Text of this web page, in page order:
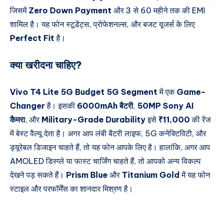
जिसमें Zero Down Payment और 3 से 60 महीने तक की EMI
शामिल है। यह फोन स्टूडेंट्स, प्रोफेशनल्स, और बजट यूजर्स के लिए
Perfect Fit है।
क्या खरीदना चाहिए?
Vivo T4 Lite 5G Budget 5G Segment में एक Game-
Changerहै। इसकी 6000mAh बैटरी, 50MP Sony AI
कैमरा, और Military-Grade Durabilityइसे ₹11,000 की रेंज
में बेस्ट वैल्यू देता है। अगर आप लंबी बैटरी लाइफ, 5G कनेक्टिविटी, और
ड्यूरेबल डिजाइन चाहते हैं, तो यह फोन आपके लिए है। हालांकि, अगर आप
AMOLED डिस्प्ले या फास्ट चार्जिंग चाहते हैं, तो आपको अन्य विकल्प
देखने पड़ सकते हैं। Prism Blue और Titanium Gold में यह फोन
स्टाइल और परफॉर्मेंस का शानदार मिश्रण है।